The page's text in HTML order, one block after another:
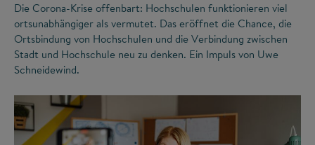
Die Corona-Krise offenbart: Hochschulen funktionieren viel
ortsunabhängiger als vermutet. Das eröffnet die Chance, die
Ortsbindung von Hochschulen und die Verbindung zwischen
Stadt und Hochschule neu zu denken. Ein Impuls von Uwe
Schneidewind.